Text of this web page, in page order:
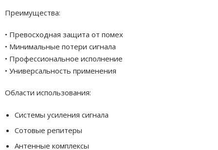
Преимущества:
• Превосходная защита от помех
• Минимальные потери сигнала
• Профессиональное исполнение
• Универсальность применения
Области использования:
Системы усиления сигнала
Сотовые репитеры
Антенные комплексы